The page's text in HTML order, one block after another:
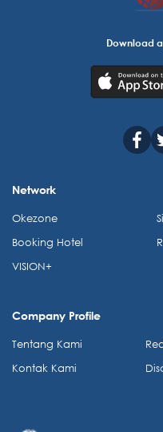
Download
Network
Okezone
Booking Hotel
VISION+
Company Profile
Tentang Kami
Kontak Kami